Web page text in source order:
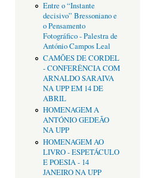
Entre o “Instante
decisivo” Bressoniano e
o Pensamento
Fotográfico - Palestra de
António Campos Leal
CAMÕES DE CORDEL
- CONFERÊNCIA COM
ARNALDO SARAIVA
NA UPP EM 14 DE
ABRIL
HOMENAGEM A
ANTÓNIO GEDEÃO
NA UPP
HOMENAGEM AO
LIVRO - ESPETÁCULO
E POESIA - 14
JANEIRO NA UPP